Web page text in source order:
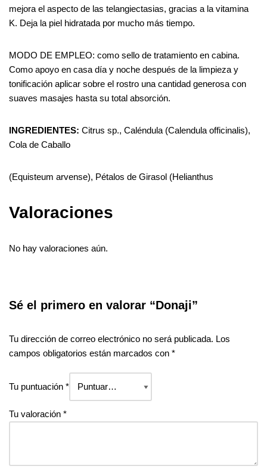
mejora el aspecto de las telangiectasias, gracias a la vitamina
K. Deja la piel hidratada por mucho más tiempo.
MODO DE EMPLEO: como sello de tratamiento en cabina.
Como apoyo en casa día y noche después de la limpieza y
tonificación aplicar sobre el rostro una cantidad generosa con
suaves masajes hasta su total absorción.
INGREDIENTES: Citrus sp., Caléndula (Calendula officinalis),
Cola de Caballo
(Equisteum arvense), Pétalos de Girasol (Helianthus
Valoraciones
No hay valoraciones aún.
Sé el primero en valorar “Donaji”
Tu dirección de correo electrónico no será publicada. Los
campos obligatorios están marcados con *
Tu puntuación *
Tu valoración *